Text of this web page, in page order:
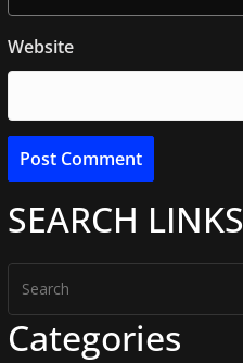
Website
SEARCH LINKS
Categories